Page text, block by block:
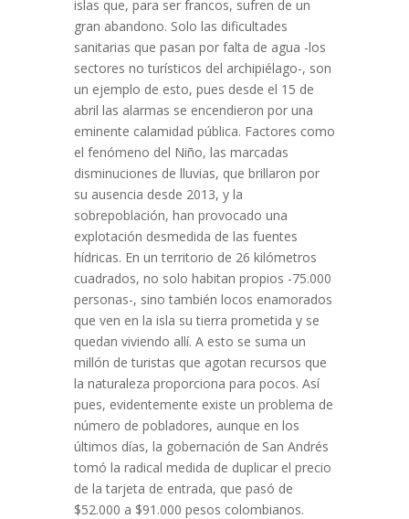
islas que, para ser francos, sufren de un
gran abandono. Solo las dificultades
sanitarias que pasan por falta de agua -los
sectores no turísticos del archipiélago-, son
un ejemplo de esto, pues desde el 15 de
abril las alarmas se encendieron por una
eminente calamidad pública. Factores como
el fenómeno del Niño, las marcadas
disminuciones de lluvias, que brillaron por
su ausencia desde 2013, y la
sobrepoblación, han provocado una
explotación desmedida de las fuentes
hídricas. En un territorio de 26 kilómetros
cuadrados, no solo habitan propios -75.000
personas-, sino también locos enamorados
que ven en la isla su tierra prometida y se
quedan viviendo allí. A esto se suma un
millón de turistas que agotan recursos que
la naturaleza proporciona para pocos. Así
pues, evidentemente existe un problema de
número de pobladores, aunque en los
últimos días, la gobernación de San Andrés
tomó la radical medida de duplicar el precio
de la tarjeta de entrada, que pasó de
$52.000 a $91.000 pesos colombianos.